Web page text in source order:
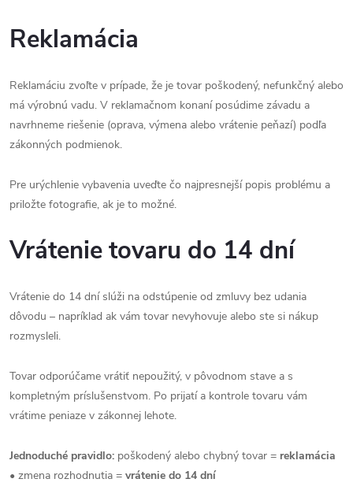
Reklamácia
Reklamáciu zvoľte v prípade, že je tovar poškodený, nefunkčný alebo
má výrobnú vadu. V reklamačnom konaní posúdime závadu a
navrhneme riešenie (oprava, výmena alebo vrátenie peňazí) podľa
zákonných podmienok.
Pre urýchlenie vybavenia uveďte čo najpresnejší popis problému a
priložte fotografie, ak je to možné.
Vrátenie tovaru do 14 dní
Vrátenie do 14 dní slúži na odstúpenie od zmluvy bez udania
dôvodu – napríklad ak vám tovar nevyhovuje alebo ste si nákup
rozmysleli.
Tovar odporúčame vrátiť nepoužitý, v pôvodnom stave a s
kompletným príslušenstvom. Po prijatí a kontrole tovaru vám
vrátime peniaze v zákonnej lehote.
Jednoduché pravidlo: poškodený alebo chybný tovar = reklamácia
• zmena rozhodnutia = vrátenie do 14 dní